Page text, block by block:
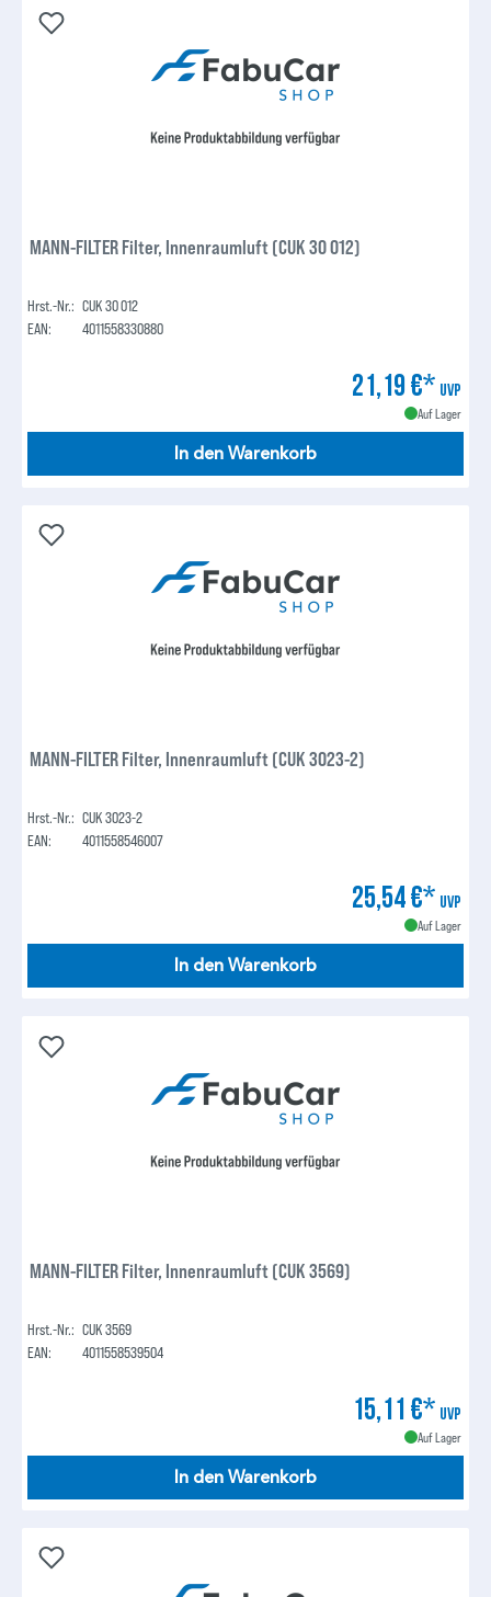
MANN-FILTER Filter, Innenraumluft (CUK 30 012)
Hrst.-Nr.: CUK 30 012
EAN:
4011558330880
21,19 €* UVP
Auf Lager
In den Warenkorb
MANN-FILTER Filter, Innenraumluft (CUK 3023-2)
Hrst.-Nr.: CUK 3023-2
EAN:
4011558546007
25,54 €* UVP
Auf Lager
In den Warenkorb
MANN-FILTER Filter, Innenraumluft (CUK 3569)
Hrst.-Nr.: CUK 3569
EAN:
4011558539504
15,11 €* UVP
Auf Lager
In den Warenkorb